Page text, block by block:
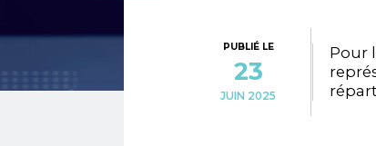
PUBLIÉ LE
23
JUIN 2025
Pour